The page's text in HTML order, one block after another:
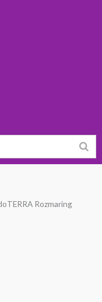
Rozmaring